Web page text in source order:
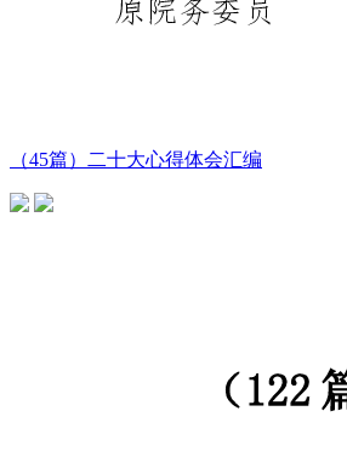
（45篇）二十大心得体会汇编